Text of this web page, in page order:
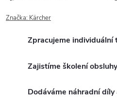
Značka: Kärcher
Zpracujeme individuální
Zajistíme školení
Dodáváme náhradní